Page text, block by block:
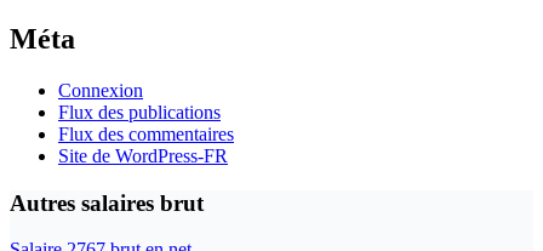
Méta
Connexion
Flux des publications
Flux des commentaires
Site de WordPress-FR
Autres salaires brut